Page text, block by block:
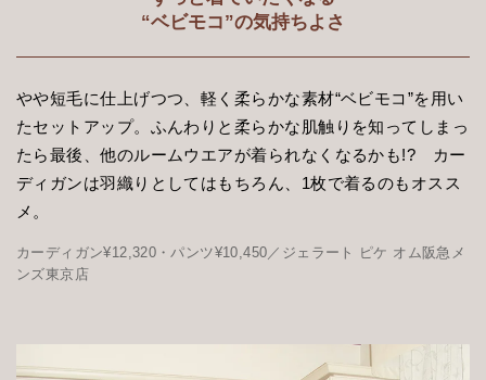
“ベビモコ”の気持ちよさ
やや短毛に仕上げつつ、軽く柔らかな素材“ベビモコ”を用い
たセットアップ。ふんわりと柔らかな肌触りを知ってしまっ
たら最後、他のルームウエアが着られなくなるかも!? カー
ディガンは羽織りとしてはもちろん、1枚で着るのもオスス
メ。
カーディガン¥12,320・パンツ¥10,450／ジェラート ピケ オム阪急メ
ンズ東京店